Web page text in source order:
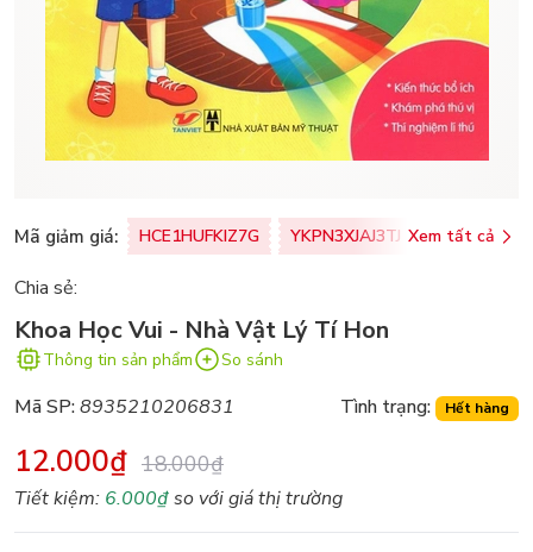
Mã giảm giá: HCE1HUFKIZ7G YKPN3XJAJ3TJ Xem tất cả
Chia sẻ:
Khoa Học Vui - Nhà Vật Lý Tí Hon
Thông tin sản phẩm So sánh
Mã SP:8935210206831 Tình trạng: Hết hàng
12.000₫ 18.000₫
Tiết kiệm: 6.000₫so với giá thị trường